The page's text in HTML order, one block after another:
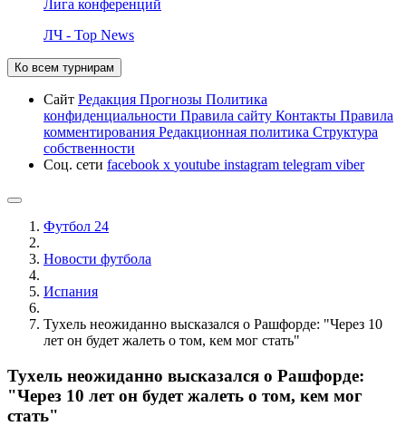
Лига конференций
ЛЧ - Top News
Ко всем турнирам
Сайт Редакция Прогнозы Политика
конфиденциальности Правила сайту Контакты Правила
комментирования Редакционная политика Структура
собственности
Соц. сети facebook x youtube instagram telegram viber
Футбол 24
Новости футбола
Испания
Тухель неожиданно высказался о Рашфорде: "Через 10
лет он будет жалеть о том, кем мог стать"
Тухель неожиданно высказался о Рашфорде:
"Через 10 лет он будет жалеть о том, кем мог
стать"